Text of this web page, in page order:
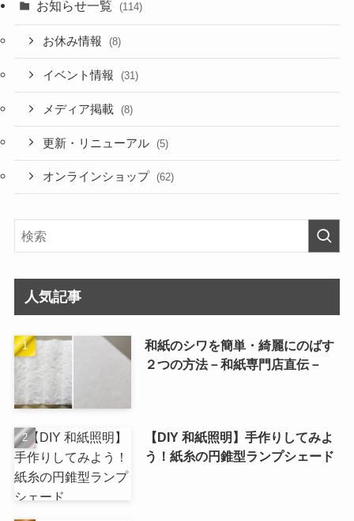
お知らせ一覧 (114)
お休み情報 (8)
イベント情報 (31)
メディア掲載 (8)
更新・リニューアル (5)
オンラインショップ (62)
人気記事
和紙のシワを簡単・綺麗にのばす
２つの方法－和紙専門店直伝－
【DIY 和紙照明】手作りしてみよ
う！紙糸の円錐型ランプシェード